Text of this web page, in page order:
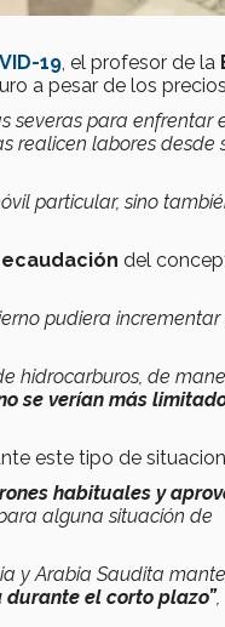
19, el profesor de la
a pesar de los
severas para enfrentar
realicen labores desde
particular, sino
del
pudiera incrementar
hidrocarburos, de
se verían más
este tipo de
habituales y
alguna situación de
y Arabia Saudita
el corto plazo”,